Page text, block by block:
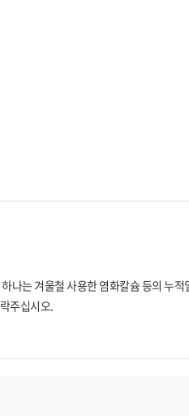
나는 겨울철 사용한 염화칼슘 등의 누
주십시오.